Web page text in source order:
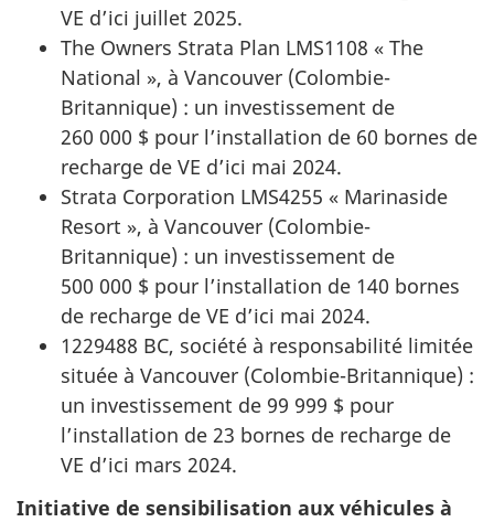
VE d’ici juillet 2025.
The Owners Strata Plan LMS1108 « The
National », à Vancouver (Colombie-
Britannique) : un investissement de
260 000 $ pour l’installation de 60 bornes de
recharge de VE d’ici mai 2024.
Strata Corporation LMS4255 « Marinaside
Resort », à Vancouver (Colombie-
Britannique) : un investissement de
500 000 $ pour l’installation de 140 bornes
de recharge de VE d’ici mai 2024.
1229488 BC, société à responsabilité limitée
située à Vancouver (Colombie-Britannique) :
un investissement de 99 999 $ pour
l’installation de 23 bornes de recharge de
VE d’ici mars 2024.
Initiative de sensibilisation aux véhicules à